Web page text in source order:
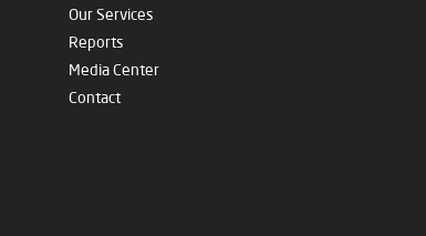
Our Services
Reports
Media Center
Contact